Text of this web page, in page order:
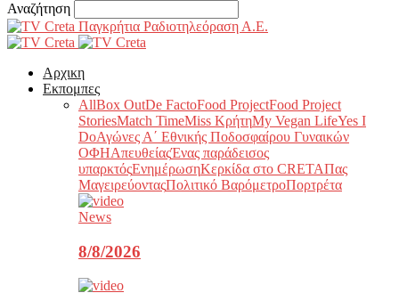
Αναζήτηση
Παγκρήτια Ραδιοτηλεόραση Α.Ε.
Αρχικη
Εκπομπες
AllBox OutDe FactoFood ProjectFood Project
StoriesMatch TimeMiss ΚρήτηMy Vegan LifeYes I
DoΑγώνες Α΄ Εθνικής Ποδοσφαίρου Γυναικών
ΟΦΗΑπευθείαςΈνας παράδεισος
υπαρκτόςΕνημέρωσηΚερκίδα στο CRETAΠας
ΜαγειρεύονταςΠολιτικό ΒαρόμετροΠορτρέτα
News
8/8/2026